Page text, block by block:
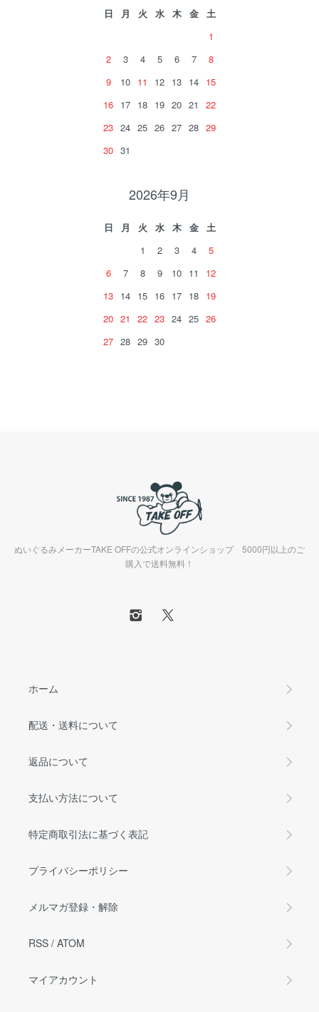
日 月 火 水 木 金
土
1
2
3 4 5 6 7
8
9
10 11 12 13 14 15
16 17 18 19 20 21
22
23 24 25 26 27 28 29
30 31
2026年9月
日 月 火 水 木 金
土
1
2 3 4
5
6
7 8 9 10 11
12
13 14 15 16 17 18 19
20 21 22 23 24 25 26
27 28 29 30
ぬいぐるみメーカーTAKE OFFの公式オンラインショップ 5000円以上のご
購入で送料無料！
ホーム
配送・送料について
返品について
支払い方法について
特定商取引法に基づく表記
プライバシーポリシー
メルマガ登録・解除
RSS / ATOM
マイアカウント